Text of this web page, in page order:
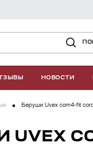
НОВОСТИ
Беруши Uvex com4-fit